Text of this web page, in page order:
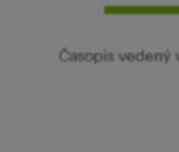
Časopis vedený